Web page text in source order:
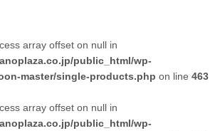
array offset on null in
public_html/wp-
master/single-products.php on line 463
array offset on null in
public_html/wp-